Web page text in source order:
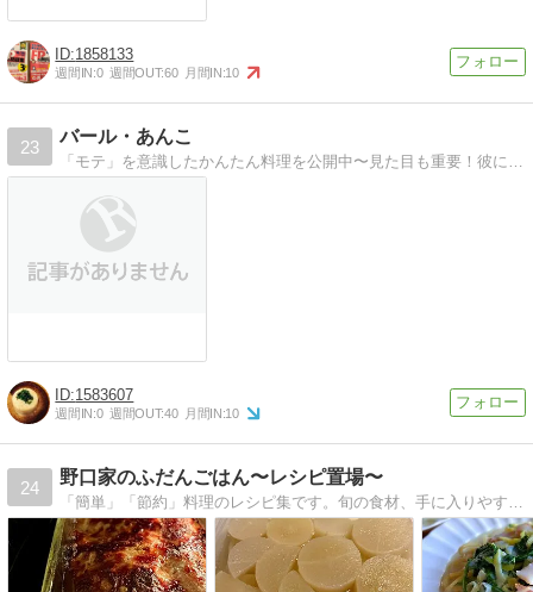
1858133
週間IN:0 週間OUT:60 月間IN:10
23
バール・あんこ
1583607
週間IN:0 週間OUT:40 月間IN:10
24
野口家のふだんごはん〜レシピ置場〜